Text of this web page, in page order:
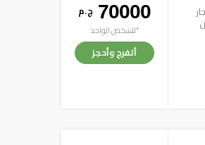
70000 ج . م
*للشخص الواحد
أتفرج وأحجز